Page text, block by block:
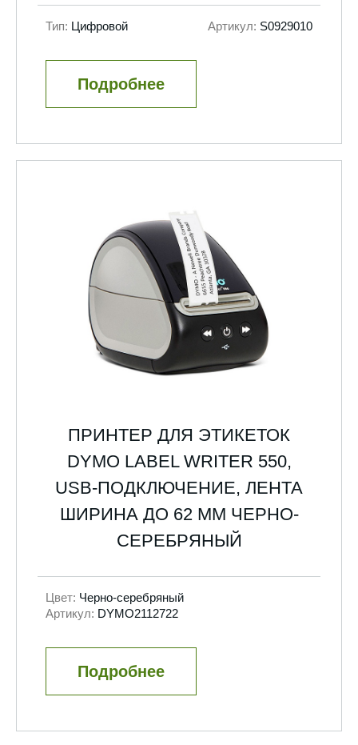
Тип: Цифровой Артикул: S0929010
Подробнее
ПРИНТЕР ДЛЯ ЭТИКЕТОК
DYMO LABEL WRITER 550,
USB-ПОДКЛЮЧЕНИЕ, ЛЕНТА
ШИРИНА ДО 62 ММ ЧЕРНО-
СЕРЕБРЯНЫЙ
Цвет: Черно-серебряный
Артикул: DYMO2112722
Подробнее